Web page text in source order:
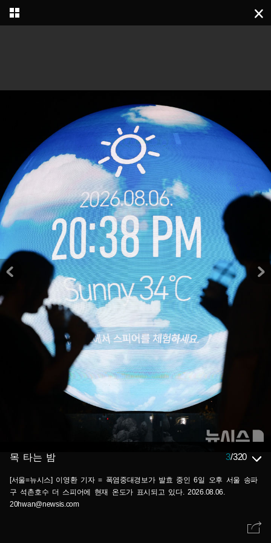
목 타는 밤 3/320
[서울=뉴시스] 이영환 기자 = 폭염중대경보가 발효 중인 6일 오후 서울 송파
구 석촌호수 더 스피어에 현재 온도가 표시되고 있다. 2026.08.06.
20hwan@newsis.com